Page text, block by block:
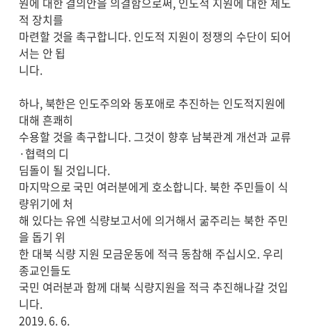
적 장치를
마련할 것을 촉구합니다. 인도적 지원이 정쟁의 수단이 되어
서는 안 됩
니다.
하나, 북한은 인도주의와 동포애로 추진하는 인도적지원에
대해 흔쾌히
수용할 것을 촉구합니다. 그것이 향후 남북관계 개선과 교류
·협력의 디
딤돌이 될 것입니다.
마지막으로 국민 여러분에게 호소합니다. 북한 주민들이 식
량위기에 처
해 있다는 유엔 식량보고서에 의거해서 굶주리는 북한 주민
을 돕기 위
한 대북 식량 지원 모금운동에 적극 동참해 주십시오. 우리
종교인들도
국민 여러분과 함께 대북 식량지원을 적극 추진해나갈 것입
니다.
2019. 6. 6.